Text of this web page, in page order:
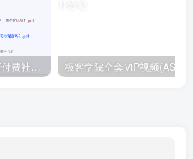
【每天都会更新】最新付费社群公众号文章 极客学院全套ⅥP视频(AS版)